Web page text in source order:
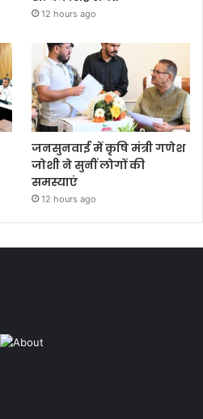
12 hours ago
जनसुनवाई में कृषि मंत्री गणेश
जोशी ने सुनीं लोगों की
समस्याएं
12 hours ago